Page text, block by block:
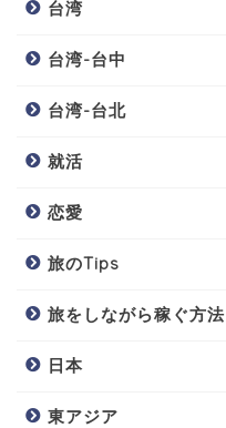
台湾
台湾-台中
台湾-台北
就活
恋愛
旅のTips
旅をしながら稼ぐ方法
日本
東アジア